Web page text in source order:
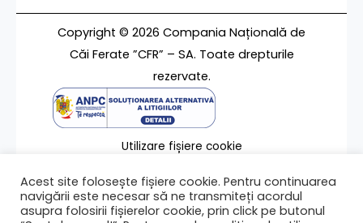
Copyright © 2026 Compania Națională de
Căi Ferate ”CFR” – SA. Toate drepturile
rezervate.
Utilizare fișiere cookie
Contact
Acest site folosește fișiere cookie. Pentru continuarea
navigării este necesar să ne transmiteți acordul
asupra folosirii fișierelor cookie, prin click pe butonul